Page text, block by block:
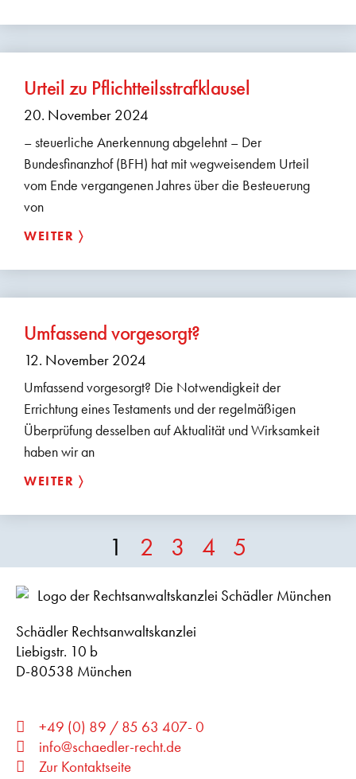
Urteil zu Pflichtteilsstrafklausel
20. November 2024
– steuerliche Anerkennung abgelehnt – Der
Bundesfinanzhof (BFH) hat mit wegweisendem Urteil
vom Ende vergangenen Jahres über die Besteuerung
von
WEITER 〉
Umfassend vorgesorgt?
12. November 2024
Umfassend vorgesorgt? Die Notwendigkeit der
Errichtung eines Testaments und der regelmäßigen
Überprüfung desselben auf Aktualität und Wirksamkeit
haben wir an
WEITER 〉
1 2 3 4 5
Schädler Rechtsanwaltskanzlei
Liebigstr. 10 b
D-80538 München
+49 (0) 89 / 85 63 407- 0
info@schaedler-recht.de
Zur Kontaktseite